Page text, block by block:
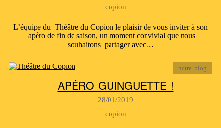
copion
L’équipe du Théâtre du Copion le plaisir de vous inviter à son
apéro de fin de saison, un moment convivial que nous
souhaitons partager avec…
APÉRO GUINGUETTE !
28/01/2019
copion
notre blog